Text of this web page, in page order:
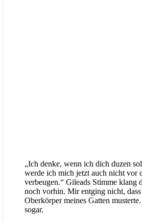
„Ich denke, wenn ich dich duzen
werde ich mich jetzt auch nicht vor
verbeugen.“ Gileads Stimme klang
noch vorhin. Mir entging nicht, dass
Oberkörper meines Gatten
sogar.